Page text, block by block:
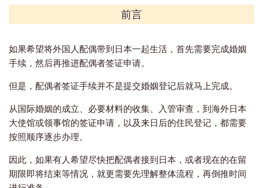
前言
如果希望将外国人配偶带到日本一起生活，首先需要完成婚姻
手续，然后再推进配偶者签证申请。
但是，配偶者签证手续并不是提交婚姻登记后就马上完成。
从国际婚姻的成立、必要材料的收集、入管审查，到海外日本
大使馆或领事馆的签证申请，以及来日后的住民登记，都需要
按照顺序逐步办理。
因此，如果有人希望尽快把配偶者接到日本，或者现在的在留
期限即将结束等情况，就更需要先理解整体流程，再倒推时间